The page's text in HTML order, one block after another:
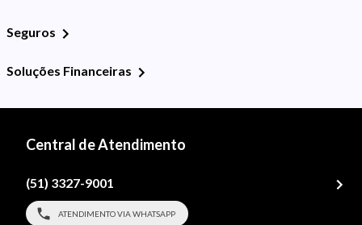
Seguros
Soluções Financeiras
Central de Atendimento
(51) 3327-9001
ATENDIMENTO VIA WHATSAPP